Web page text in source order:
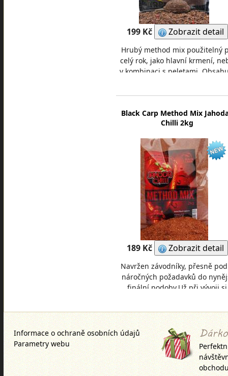
199 Kč Zobrazit detail
Hrubý method mix použitelný
celý rok, jako hlavní krmení,
v kombinaci s peletami.
Black Carp Method Mix
Chilli 2kg
189 Kč Zobrazit detail
Navržen závodníky, přesně
náročných požadavků do
finální podoby.Už při vývoji si
Informace o ochraně osobních údajů
Parametry webu